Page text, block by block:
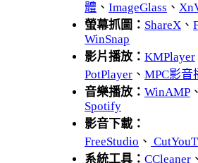
體 、 ImageGlass 、
螢幕抓圖： ShareX 、
WinSnap
影片播放： KMPlayer
PotPlayer 、 MPC影音
音樂播放： WinAMP 、
Spotify
影音下載：
FreeStudio 、
系統工具： CCleaner 、